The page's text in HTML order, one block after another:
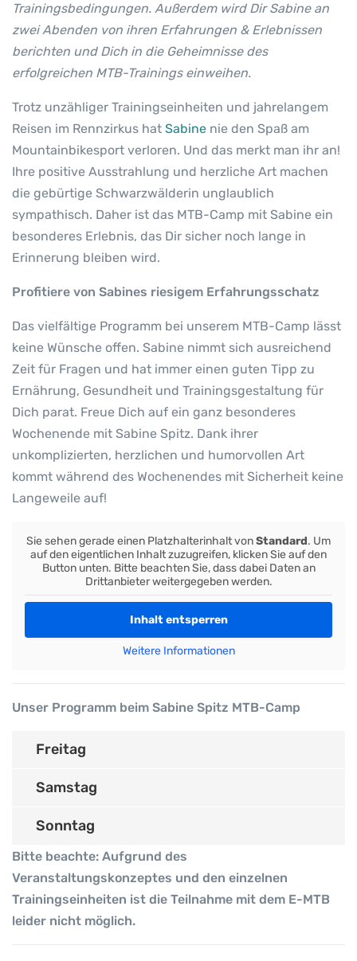
Trainingsbedingungen. Außerdem wird Dir Sabine an
zwei Abenden von ihren Erfahrungen & Erlebnissen
berichten und Dich in die Geheimnisse des
erfolgreichen MTB-Trainings einweihen.
Trotz unzähliger Trainingseinheiten und jahrelangem
Reisen im Rennzirkus hat Sabine nie den Spaß am
Mountainbikesport verloren. Und das merkt man ihr an!
Ihre positive Ausstrahlung und herzliche Art machen
die gebürtige Schwarzwälderin unglaublich
sympathisch. Daher ist das MTB-Camp mit Sabine ein
besonderes Erlebnis, das Dir sicher noch lange in
Erinnerung bleiben wird.
Profitiere von Sabines riesigem Erfahrungsschatz
Das vielfältige Programm bei unserem MTB-Camp lässt
keine Wünsche offen. Sabine nimmt sich ausreichend
Zeit für Fragen und hat immer einen guten Tipp zu
Ernährung, Gesundheit und Trainingsgestaltung für
Dich parat. Freue Dich auf ein ganz besonderes
Wochenende mit Sabine Spitz. Dank ihrer
unkomplizierten, herzlichen und humorvollen Art
kommt während des Wochenendes mit Sicherheit keine
Langeweile auf!
Sie sehen gerade einen Platzhalterinhalt vonStandard. Um
auf den eigentlichen Inhalt zuzugreifen, klicken Sie auf den
Button unten. Bitte beachten Sie, dass dabei Daten an
Drittanbieter weitergegeben werden.
Inhalt entsperren
Weitere Informationen
Unser Programm beim Sabine Spitz MTB-Camp
Freitag
Samstag
Sonntag
Bitte beachte: Aufgrund des
Veranstaltungskonzeptes und den einzelnen
Trainingseinheiten ist die Teilnahme mit dem E-MTB
leider nicht möglich.